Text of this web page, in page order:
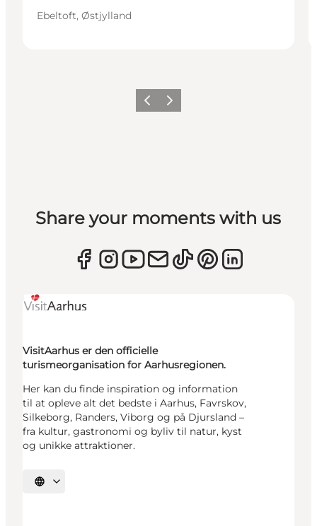
Ebeltoft, Østjylland
ForrigeNæste
Share your moments with us
VisitAarhus er den officielle
turismeorganisation for Aarhusregionen.
Her kan du finde inspiration og information
til at opleve alt det bedste i Aarhus, Favrskov,
Silkeborg, Randers, Viborg og på Djursland –
fra kultur, gastronomi og byliv til natur, kyst
og unikke attraktioner.
Vælg sprog